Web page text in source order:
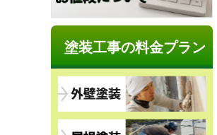
塗装工事の料金プラン